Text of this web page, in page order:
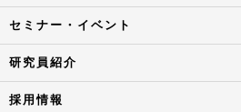
セミナー・イベント
研究員紹介
採用情報